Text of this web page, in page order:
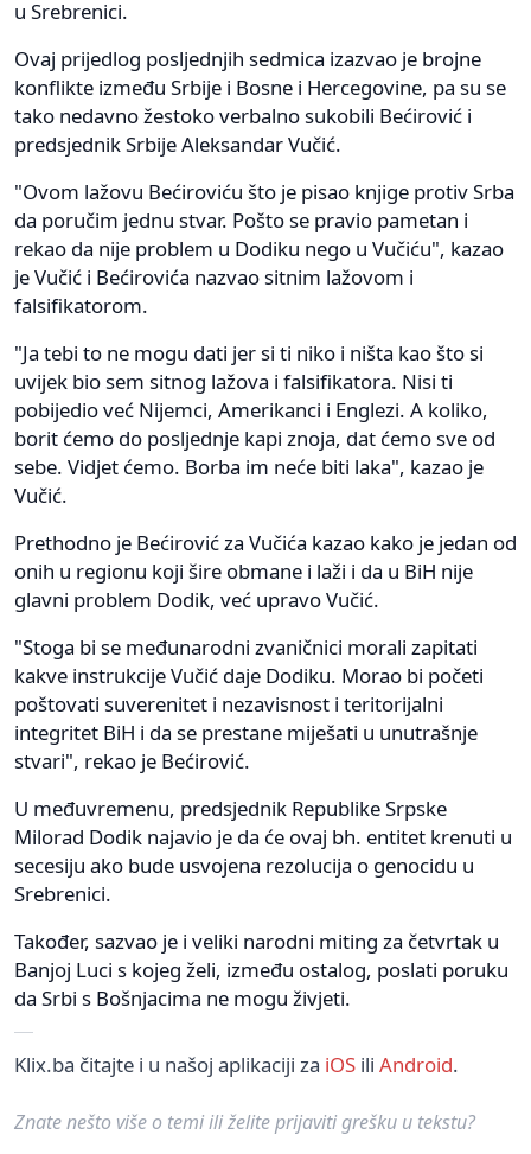
u Srebrenici.
Ovaj prijedlog posljednjih sedmica izazvao je brojne
konflikte između Srbije i Bosne i Hercegovine, pa su se
tako nedavno žestoko verbalno sukobili Bećirović i
predsjednik Srbije Aleksandar Vučić.
"Ovom lažovu Bećiroviću što je pisao knjige protiv Srba
da poručim jednu stvar. Pošto se pravio pametan i
rekao da nije problem u Dodiku nego u Vučiću", kazao
je Vučić i Bećirovića nazvao sitnim lažovom i
falsifikatorom.
"Ja tebi to ne mogu dati jer si ti niko i ništa kao što si
uvijek bio sem sitnog lažova i falsifikatora. Nisi ti
pobijedio već Nijemci, Amerikanci i Englezi. A koliko,
borit ćemo do posljednje kapi znoja, dat ćemo sve od
sebe. Vidjet ćemo. Borba im neće biti laka", kazao je
Vučić.
Prethodno je Bećirović za Vučića kazao kako je jedan od
onih u regionu koji šire obmane i laži i da u BiH nije
glavni problem Dodik, već upravo Vučić.
"Stoga bi se međunarodni zvaničnici morali zapitati
kakve instrukcije Vučić daje Dodiku. Morao bi početi
poštovati suverenitet i nezavisnost i teritorijalni
integritet BiH i da se prestane miješati u unutrašnje
stvari", rekao je Bećirović.
U međuvremenu, predsjednik Republike Srpske
Milorad Dodik najavio je da će ovaj bh. entitet krenuti u
secesiju ako bude usvojena rezolucija o genocidu u
Srebrenici.
Također, sazvao je i veliki narodni miting za četvrtak u
Banjoj Luci s kojeg želi, između ostalog, poslati poruku
da Srbi s Bošnjacima ne mogu živjeti.
Klix.ba čitajte i u našoj aplikaciji za iOS ili Android.
Znate nešto više o temi ili želite prijaviti grešku u tekstu?